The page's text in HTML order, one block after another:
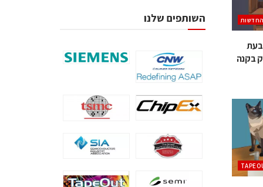
בעת
בקנה
השותפים שלנו